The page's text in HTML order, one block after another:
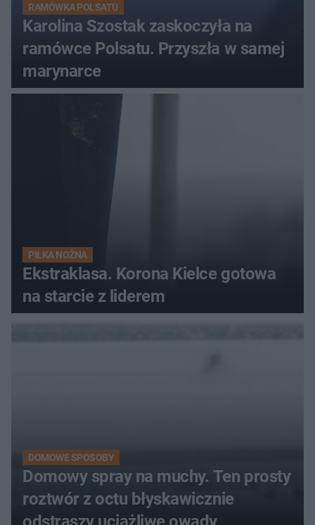
RAMÓWKA POLSATU
Karolina Szostak zaskoczyła na
ramówce Polsatu. Przyszła w samej
marynarce
PIŁKA NOŻNA
Ekstraklasa. Korona Kielce gotowa
na starcie z liderem
DOMOWE SPOSOBY
Domowy spray na muchy. Ten prosty
roztwór z octu błyskawicznie